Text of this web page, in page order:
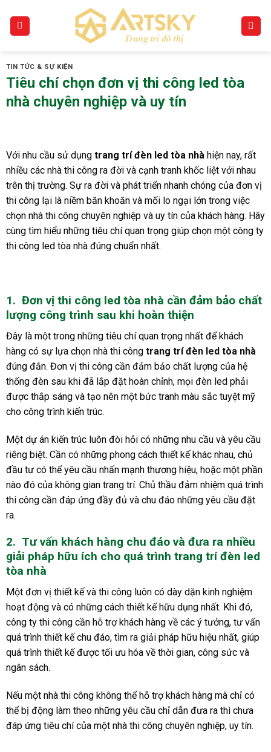
content
TIN TỨC & SỰ KIỆN
Tiêu chí chọn đơn vị thi công led tòa
nhà chuyên nghiệp và uy tín
Với nhu cầu sử dụng trang trí đèn led tòa nhà hiện nay, rất
nhiều các nhà thi công ra đời và cạnh tranh khốc liệt với nhau
trên thị trường. Sự ra đời và phát triển nhanh chóng của đơn vị
thi công lại là niềm băn khoăn và mối lo ngại lớn trong việc
chọn nhà thi công chuyên nghiệp và uy tín của khách hàng. Hãy
cùng tìm hiểu những tiêu chí quan trọng giúp chọn một công ty
thi công led tòa nhà đúng chuẩn nhất.
1. Đơn vị thi công led tòa nhà cần đảm bảo chất
lượng công trình sau khi hoàn thiện
Đây là một trong những tiêu chí quan trọng nhất để khách
hàng có sự lựa chọn nhà thi công trang trí đèn led tòa nhà
đúng đắn. Đơn vị thi công cần đảm bảo chất lượng của hệ
thống đèn sau khi đã lắp đặt hoàn chỉnh, mọi đèn led phải
được thắp sáng và tạo nên một bức tranh màu sắc tuyệt mỹ
cho công trình kiến trúc.
Một dự án kiến trúc luôn đòi hỏi có những nhu cầu và yêu cầu
riêng biệt. Cần có những phong cách thiết kế khác nhau, chủ
đầu tư có thể yêu cầu nhấn mạnh thương hiệu, hoặc một phần
nào đó của không gian trang trí. Chủ thầu đảm nhiệm quá trình
thi công cần đáp ứng đầy đủ và chu đáo những yêu cầu đặt
ra.
2. Tư vấn khách hàng chu đáo và đưa ra nhiều
giải pháp hữu ích cho quá trình trang trí đèn led
tòa nhà
Một đơn vị thiết kế và thi công luôn có dày dặn kinh nghiệm
hoạt động và có những cách thiết kế hữu dụng nhất. Khi đó,
công ty thi công cần hỗ trợ khách hàng về các ý tưởng, tư vấn
quá trình thiết kế chu đáo, tìm ra giải pháp hữu hiệu nhất, giúp
quá trình thiết kế được tối ưu hóa về thời gian, công sức và
ngân sách.
Nếu một nhà thi công không thể hỗ trợ khách hàng mà chỉ có
thể bị động làm theo những yêu cầu chỉ dẫn đưa ra thì chưa
đáp ứng tiêu chí của một nhà thi công chuyên nghiệp, uy tín.